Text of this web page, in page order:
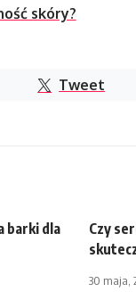
skóry?
Tweet
barki dla
Czy
30 maja,